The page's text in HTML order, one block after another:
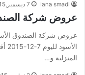
lana smadi 7 ديسمبر,2015
عروض شركة الصندوق
المنزلية و…